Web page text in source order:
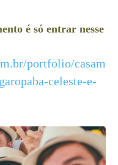
é só entrar nesse
portfolio/casam
celeste-e-